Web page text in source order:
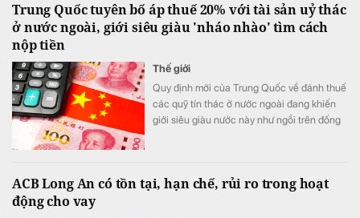
Trung Quốc tuyên bố áp thuế 20% với tài sản uỷ thác
ở nước ngoài, giới siêu giàu 'nháo nhào' tìm cách
nộp tiền
Thế giới
Quy định mới của Trung Quốc về đánh thuế
các quỹ tín thác ở nước ngoài đang khiến
giới siêu giàu nước này như ngồi trên đống
ACB Long An có tồn tại, hạn chế, rủi ro trong hoạt
động cho vay